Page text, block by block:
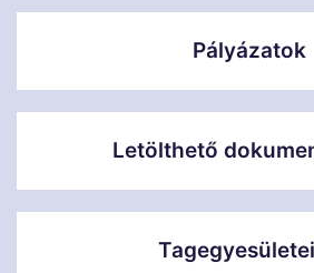
Pályázatok
Letölthető